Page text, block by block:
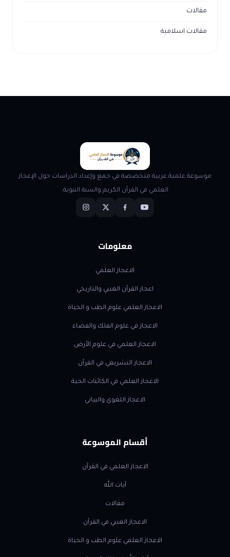
مقالات
مقالات اسلامية
موسوعة علمية عربية متخصصة في جمع وإعداد الدراسات حول الإعجاز
العلمي في القرآن الكريم والسنة النبوية.
معلومات
الاعجاز العلمي
اعجاز القرآن الغيبي والتاريخي
الاعجاز العلمي علوم الطب و الحياة
الاعجاز في علوم الفلك والفضاء
الاعجاز العلمي في علوم الأرض
الاعجاز التشريعي في القرآن
الاعجاز العلمي في الكائنات الحية
الاعجاز اللغوي والبياني
أقسام الموسوعة
الاعجاز العلمي في القرآن
آيات الله
مقالات
الاعجاز الغيبي في القرآن
الاعجاز العلمي علوم الطب و الحياة